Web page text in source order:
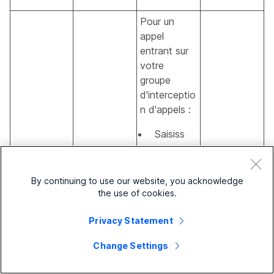
Pour un
appel
entrant sur
votre
groupe
d'interceptio
n d'appels :
Saisiss
ez
Npour
ne
r
notifica
By continuing to use our website, you acknowledge
the use of cookies.
Privacy Statement
Change Settings